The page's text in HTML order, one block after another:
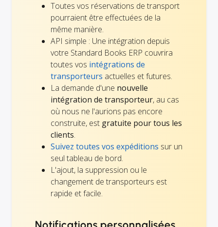
Toutes vos réservations de transport
pourraient être effectuées de la
même manière.
API simple : Une intégration depuis
votre Standard Books ERP couvrira
toutes vos intégrations de
transporteurs actuelles et futures.
La demande d'une nouvelle
intégration de transporteur, au cas
où nous ne l'aurions pas encore
construite, est gratuite pour tous les
clients.
Suivez toutes vos expéditions sur un
seul tableau de bord.
L'ajout, la suppression ou le
changement de transporteurs est
rapide et facile.